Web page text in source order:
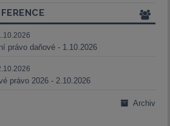
právo daňové - 1.10.2026
právo 2026 - 2.10.2026
Archiv